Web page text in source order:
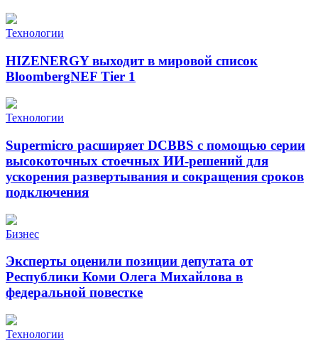
Технологии
HIZENERGY выходит в мировой список
BloombergNEF Tier 1
Технологии
Supermicro расширяет DCBBS с помощью серии
высокоточных стоечных ИИ-решений для
ускорения развертывания и сокращения сроков
подключения
Бизнес
Эксперты оценили позиции депутата от
Республики Коми Олега Михайлова в
федеральной повестке
Технологии